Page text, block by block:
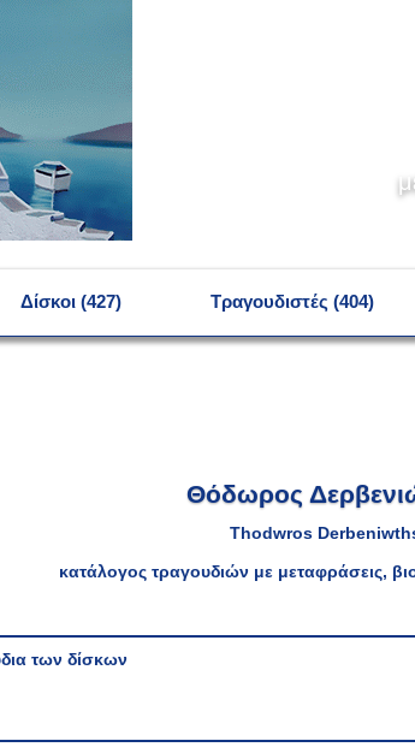
Δίσκοι (427) Τραγουδιστές (404)
Θόδωρος
Thodwros
κατάλογος τραγουδιών με μεταφράσεις,
των δίσκων